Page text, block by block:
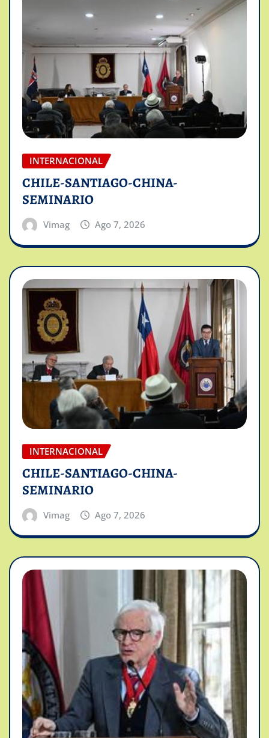
INTERNACIONAL
CHILE-SANTIAGO-CHINA-
SEMINARIO
Vimag Ago 7, 2026
INTERNACIONAL
CHILE-SANTIAGO-CHINA-
SEMINARIO
Vimag Ago 7, 2026